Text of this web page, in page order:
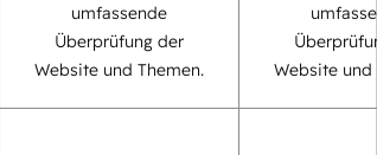
umfassende
Überprüfung der
Website und Themen.
Website und